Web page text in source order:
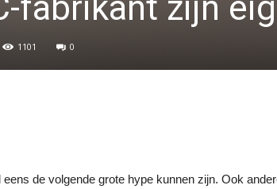
1101 0
de volgende grote hype kunnen zijn. Ook